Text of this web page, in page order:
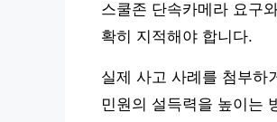
스쿨존 단속카메라 요구
확히 지적해야 합니다.
실제 사고 사례를 첨부하
민원의 설득력을 높이는